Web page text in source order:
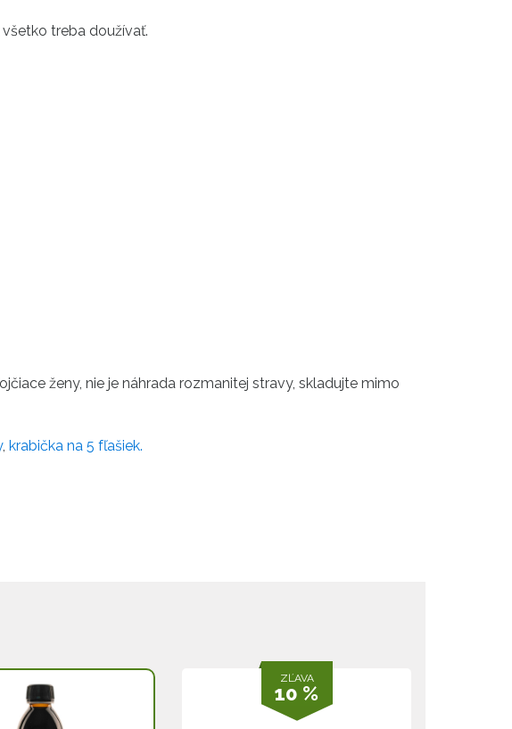
všetko treba doužívať.
ženy, nie je náhrada rozmanitej stravy, skladujte mimo
, krabička na 5 fľašiek.
ZĽAVA
10 %